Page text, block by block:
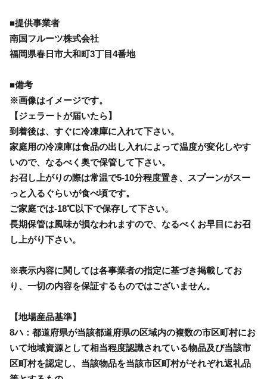
■提供事業者
南国フルーツ株式会社
福岡県春日市大和町3丁目4番地
■備考
※画像はイメージです。
【ジェラートが届いたら】
到着後は、すぐに冷凍庫に入れて下さい。
家庭用の冷凍庫は食品の出し入れによって温度が変化しやす
いので、なるべく奥で保管して下さい。
お召し上がりの際は常温で5-10分程度置き、スプーンがスー
っと入るぐらいが食べ頃です。
ご家庭では-18℃以下で保存して下さい。
長期保管は風味が損なわれますので、なるべくお早目にお召
し上がり下さい。
※表示内容に関しては各事業者の指定に基づき掲載してお
り、一切の内容を保証するものではございません。
【地場産品基準】
8ハ：都道府県が当該都道府県の区域内の複数の市区町村にお
いて地域資源として相当程度認識されている物品及び当該市
区町村を認定し、当該物品を当該市区町村がそれぞれ返礼品